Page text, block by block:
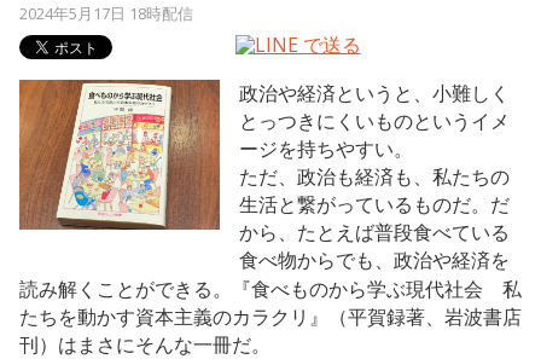
2024年5月17日 18時配信
政治や経済というと、小難しく
とっつきにくいものというイメ
ージを持ちやすい。
ただ、政治も経済も、私たちの
生活と繋がっているものだ。だ
から、たとえば普段食べている
食べ物からでも、政治や経済を
読み解くことができる。『食べものから学ぶ現代社会 私
たちを動かす資本主義のカラクリ』（平賀録著、岩波書店
刊）はまさにそんな一冊だ。